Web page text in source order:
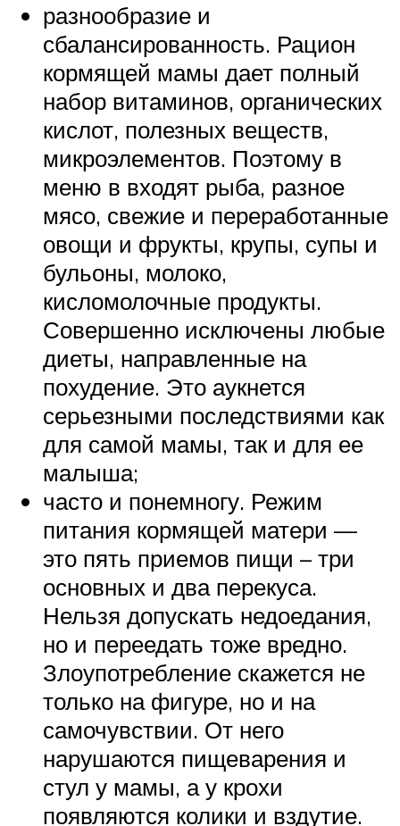
разнообразие и
сбалансированность. Рацион
кормящей мамы дает полный
набор витаминов, органических
кислот, полезных веществ,
микроэлементов. Поэтому в
меню в входят рыба, разное
мясо, свежие и переработанные
овощи и фрукты, крупы, супы и
бульоны, молоко,
кисломолочные продукты.
Совершенно исключены любые
диеты, направленные на
похудение. Это аукнется
серьезными последствиями как
для самой мамы, так и для ее
малыша;
часто и понемногу. Режим
питания кормящей матери —
это пять приемов пищи – три
основных и два перекуса.
Нельзя допускать недоедания,
но и переедать тоже вредно.
Злоупотребление скажется не
только на фигуре, но и на
самочувствии. От него
нарушаются пищеварения и
стул у мамы, а у крохи
появляются колики и вздутие.